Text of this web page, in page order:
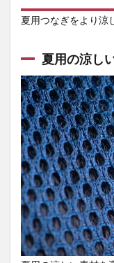
夏用つなぎをより涼
夏用の涼し